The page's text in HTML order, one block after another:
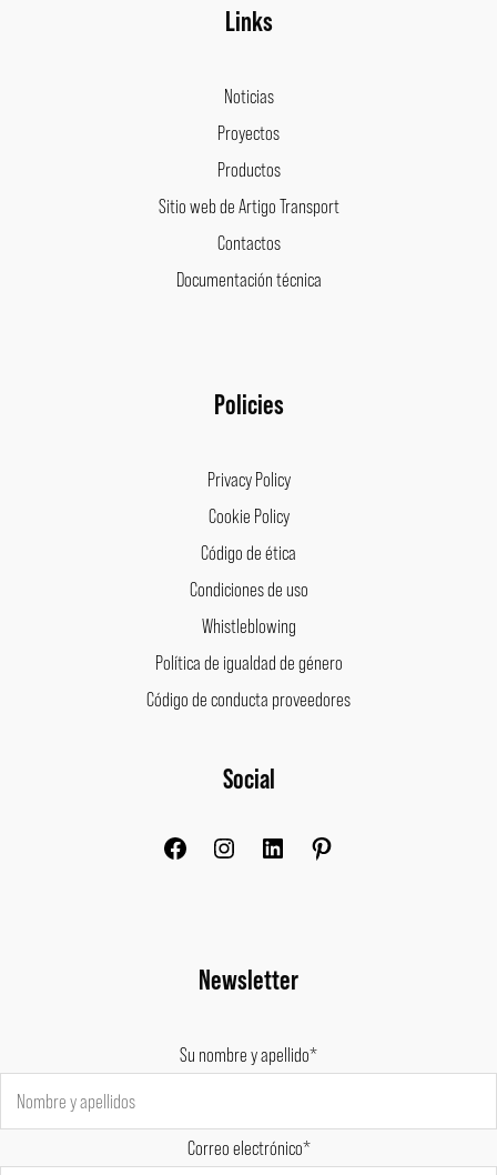
Links
Noticias
Proyectos
Productos
Sitio web de Artigo Transport
Contactos
Documentación técnica
Policies
Privacy Policy
Cookie Policy
Código de ética
Condiciones de uso
Whistleblowing
Política de igualdad de género
Código de conducta proveedores
Social
Newsletter
Su nombre y apellido*
Correo electrónico*